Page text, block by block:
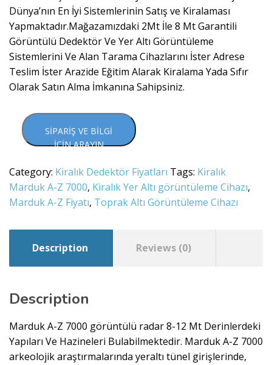
Dünya’nın En İyi Sistemlerinin Satış ve Kiralaması
Yapmaktadır.Mağazamızdaki 2Mt İle 8 Mt Garantili
Görüntülü Dedektör Ve Yer Altı Görüntüleme
Sistemlerini Ve Alan Tarama Cihazlarını İster Adrese
Teslim İster Arazide Eğitim Alarak Kiralama Yada Sıfır
Olarak Satın Alma İmkanına Sahipsiniz.
SIPARIŞ VE BILGI
İÇIN ARAYIN
Category: Kiralık Dedektör Fiyatları Tags: Kiralık
Marduk A-Z 7000, Kiralık Yer Altı görüntüleme Cihazı,
Marduk A-Z Fiyatı, Toprak Altı Görüntüleme Cihazı
Description Reviews (0)
Description
Marduk A-Z 7000 görüntülü radar 8-12 Mt Derinlerdeki
Yapıları Ve Hazineleri Bulabilmektedir. Marduk A-Z 7000
arkeolojik araştırmalarında yeraltı tünel girişlerinde,